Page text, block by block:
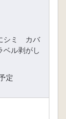
シミ カバ
ル剥がし
定